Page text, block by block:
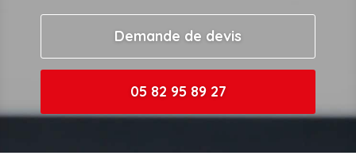
Demande de devis
05 82 95 89 27